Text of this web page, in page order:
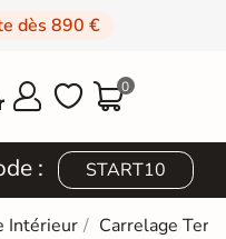
dès 890 €
  0
: START10
Intérieur Carrelage